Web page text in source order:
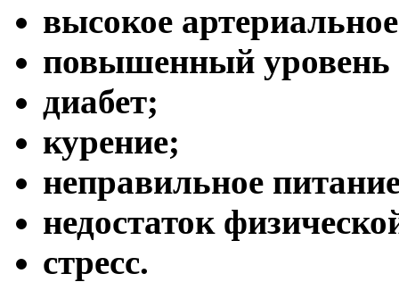
высокое
повышенный уровень
диабет;
курение;
неправильное
недостаток
cтресс.